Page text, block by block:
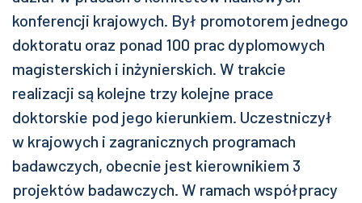
konferencji krajowych. Był promotorem jednego
doktoratu oraz ponad 100 prac dyplomowych
magisterskich i inżynierskich. W trakcie
realizacji są kolejne trzy kolejne prace
doktorskie pod jego kierunkiem. Uczestniczył
w krajowych i zagranicznych programach
badawczych, obecnie jest kierownikiem 3
projektów badawczych. W ramach współpracy